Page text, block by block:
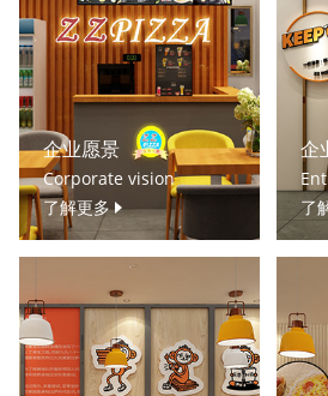
企业愿景
Corporate vision
了解更多
企
了